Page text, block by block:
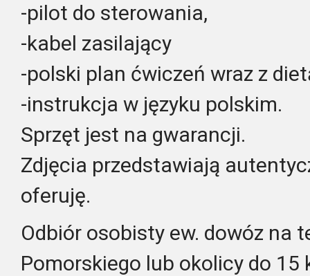
-pilot do sterowania,
-kabel zasilający
-polski plan ćwiczeń wraz z
-instrukcja w języku polskim.
Sprzęt jest na gwarancji.
Zdjęcia przedstawiają
oferuję.
Odbiór osobisty ew. dowóz na
Pomorskiego lub okolicy do 15